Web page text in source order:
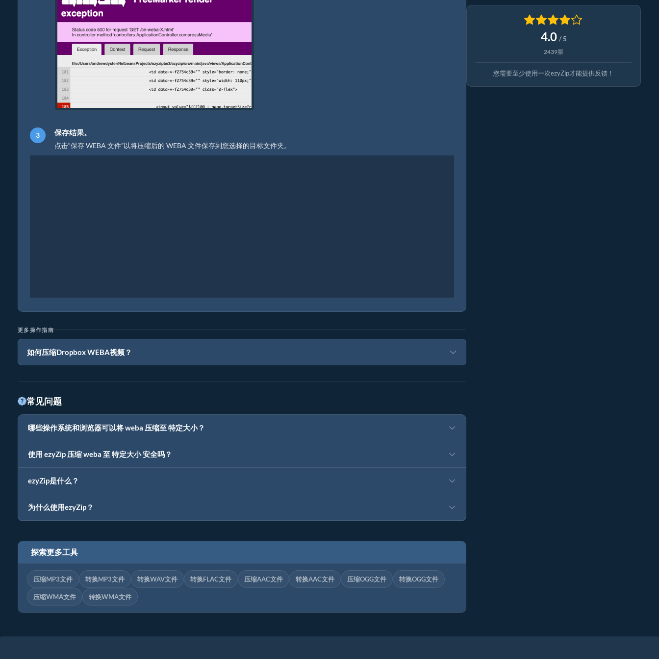
保存结果。
点击“保存 WEBA 文件”以将压缩后的 WEBA 文件保存到您选择的目标文件夹。
更多操作指南
如何压缩Dropbox WEBA视频？
常见问题
哪些操作系统和浏览器可以将 weba 压缩至 特定大小？
使用 ezyZip 压缩 weba 至 特定大小 安全吗？
ezyZip是什么？
为什么使用ezyZip？
探索更多工具
压缩MP3文件 转换MP3文件 转换WAV文件 转换FLAC文件 压缩AAC文件 转换AAC文件 压缩OGG文件 转换OGG文件
压缩WMA文件 转换WMA文件
4.0 / 5
2439票
您需要至少使用一次ezyZip才能提供反馈！